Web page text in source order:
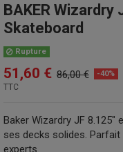
BAKER Wizardry
Skateboard
Rupture
51,60 € 86,00 € -40%
TTC
Baker Wizardry JF 8.125"
ses decks solides.
experts.